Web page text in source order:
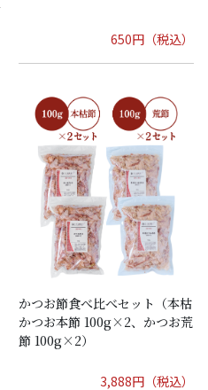
650円（税込）
かつお節食べ比べセット（本枯
かつお本節 100g×2、かつお荒
節 100g×2）
3,888円（税込）